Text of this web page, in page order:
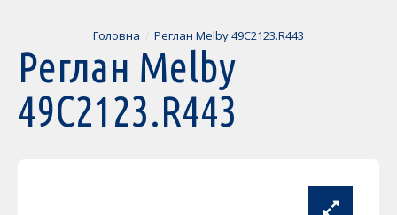
Головна Реглан Melby 49C2123.R443
Реглан Melby
49C2123.R443